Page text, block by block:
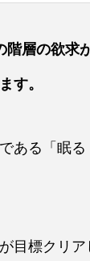
階層の欲求
す。
ある「眠
目標クリ